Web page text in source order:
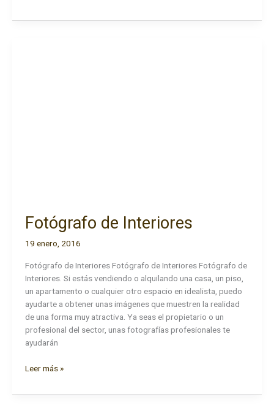
Madrid.
Fotógrafo de Interiores
19 enero, 2016
Fotógrafo de Interiores Fotógrafo de Interiores Fotógrafo de
Interiores. Si estás vendiendo o alquilando una casa, un piso,
un apartamento o cualquier otro espacio en idealista, puedo
ayudarte a obtener unas imágenes que muestren la realidad
de una forma muy atractiva. Ya seas el propietario o un
profesional del sector, unas fotografías profesionales te
ayudarán
Fotógrafo
Interiores
Leer más »